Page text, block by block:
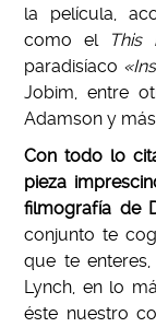
la película,
como el
This
paradisíaco
Jobim, entre
Adamson y más.
Con todo lo
pieza
filmografía de
conjunto te
que te
Lynch, en lo
éste nuestro